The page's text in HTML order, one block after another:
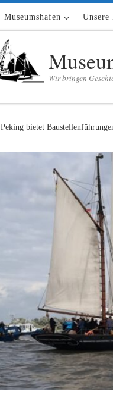
Museumshafen Unsere
Wir bringen
Peking bietet